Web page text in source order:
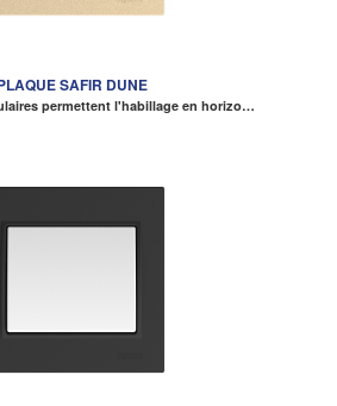
SAFIR DUNE
permettent l'habillage en horizo…